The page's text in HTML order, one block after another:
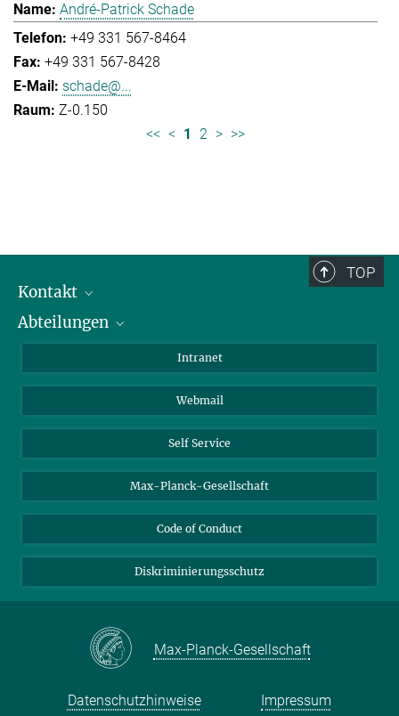
André-Patrick Schade
+49 331 567-8464
+49 331 567-8428
schade@...
Z-0.150
<< < 1 2 > >>
TOP
Kontakt
Mitarbeiterverzeichnis
Abteilungen
Biomolekulare Systeme
Kolloidchemie
Nachhaltige und Bio-inspirierte Materialien
Intranet
Webmail
Self Service
Max-Planck-Gesellschaft
Code of Conduct
Diskriminierungsschutz
Max-Planck-Gesellschaft
Datenschutzhinweise Impressum